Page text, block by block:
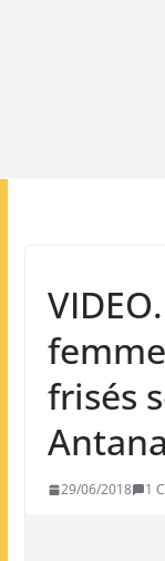
frisés
29/06/2018 1